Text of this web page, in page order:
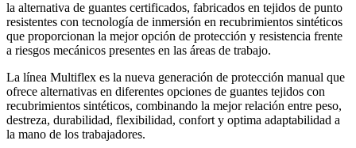
la alternativa de guantes certificados, fabricados en tejidos de punto
resistentes con tecnología de inmersión en recubrimientos sintéticos
que proporcionan la mejor opción de protección y resistencia frente
a riesgos mecánicos presentes en las áreas de trabajo.
La línea Multiflex es la nueva generación de protección manual que
ofrece alternativas en diferentes opciones de guantes tejidos con
recubrimientos sintéticos, combinando la mejor relación entre peso,
destreza, durabilidad, flexibilidad, confort y optima adaptabilidad a
la mano de los trabajadores.